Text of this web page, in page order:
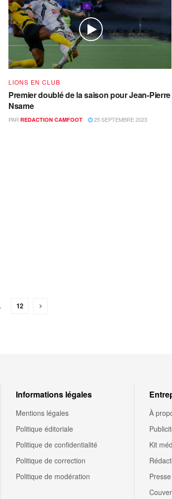
LIONS EN CLUB
Premier doublé de la saison pour Jean-Pierre
Nsame
PAR REDACTION CAMFOOT 25 SEPTEMBRE 2023
12
Informations légales
Mentions légales
Politique éditoriale
Politique de confidentialité
Politique de correction
Politique de modération
À
Kit
Presse